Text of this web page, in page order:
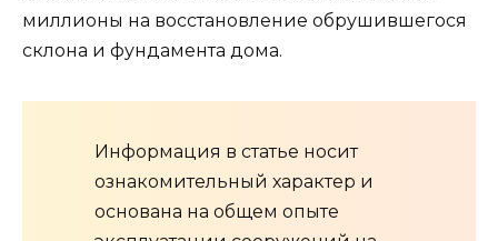
миллионы на восстановление обрушившегося
склона и фундамента дома.
Информация в статье носит
ознакомительный характер и
основана на общем опыте